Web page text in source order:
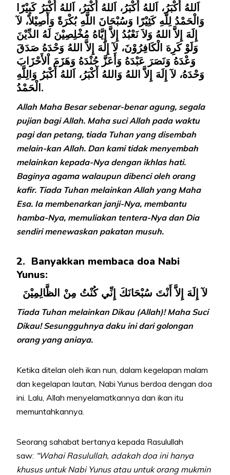
اَللهُ أَكْبَرُ، اَللهُ أَكْبَرُ، اَللهُ أَكْبَرُ، اَللهُ أَكْبَرُ كَبِيْرًا
وَالْحَمْدُ لِلَّهِ كَثِيْرًا وَسُبْحَانَ اللَّهِ بُكْرَةً وَأَصِيْلاً، لآ
إِلَهَ إِلاَّ اللهُ وَلاَ نَعْبُدُ إِلاَّ إِيَّاهُ مُخْلِصِيْنَ لَهُ الدِّيْنَ
وَلَوْ كَرِهَ الْكَافِرُوْنَ، لآ إِلَهَ إِلاَّ اللهُ وَحْدَهُ صَدَقَ
وَعْدَهُ وَنَصَرَ عَبْدَهُ وَأَعَزَّ جُنْدَهُ وَهَزَمَ اْلأَحْزَابَ
وَحْدَهُ، لآ إِلَهَ إِلاَّ اللهُ وَاللهُ أَكْبَرُ، اَللهُ أَكْبَرُ وَالِلَّهِ
الْحَمْدُ.
Allah Maha Besar sebenar-benar agung, segala
pujian bagi Allah. Maha suci Allah pada waktu
pagi dan petang, tiada Tuhan yang disembah
melain-kan Allah. Dan kami tidak menyembah
melainkan kepada-Nya dengan ikhlas hati.
Baginya agama walaupun dibenci oleh orang
kafir. Tiada Tuhan melainkan Allah yang Maha
Esa. Ia membenarkan janji-Nya, membantu
hamba-Nya, memuliakan tentera-Nya dan Dia
sendiri menewaskan pakatan musuh.
2. Banyakkan membaca doa Nabi
Yunus:
لآ إِلَهَ إِلاَّ أَنْتَ سُبْحَانَكَ إِنِّي كُنْتُ مِنْ الظَّالِمِيْنَ
Tiada Tuhan melainkan Dikau (Allah)! Maha Suci
Dikau! Sesungguhnya daku ini dari golongan
orang yang aniaya.
Ketika ditelan oleh ikan nun, dalam kegelapan malam
dan kegelapan lautan, Nabi Yunus berdoa dengan doa
ini. Lalu, Allah menyelamatkannya dan ikan itu
memuntahkannya.
Seorang sahabat bertanya kepada Rasulullah
saw: “Wahai Rasulullah, adakah doa ini hanya
khusus untuk Nabi Yunus atau untuk orang mukmin